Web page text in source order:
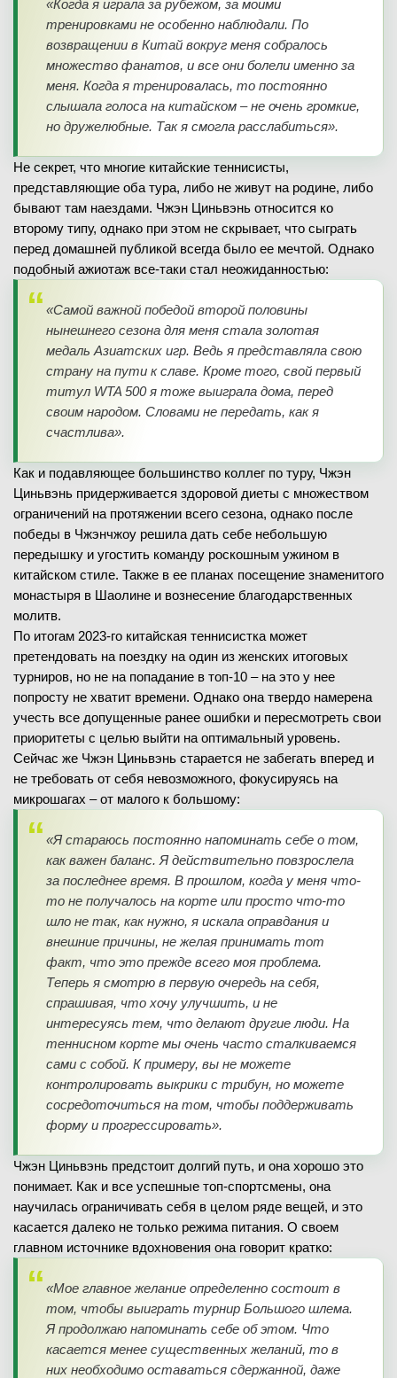
«Когда я играла за рубежом, за моими
тренировками не особенно наблюдали. По
возвращении в Китай вокруг меня собралось
множество фанатов, и все они болели именно за
меня. Когда я тренировалась, то постоянно
слышала голоса на китайском – не очень громкие,
но дружелюбные. Так я смогла расслабиться».
Не секрет, что многие китайские теннисисты,
представляющие оба тура, либо не живут на родине, либо
бывают там наездами. Чжэн Циньвэнь относится ко
второму типу, однако при этом не скрывает, что сыграть
перед домашней публикой всегда было ее мечтой. Однако
подобный ажиотаж все-таки стал неожиданностью:
«Самой важной победой второй половины
нынешнего сезона для меня стала золотая
медаль Азиатских игр. Ведь я представляла свою
страну на пути к славе. Кроме того, свой первый
титул WTA 500 я тоже выиграла дома, перед
своим народом. Словами не передать, как я
счастлива».
Как и подавляющее большинство коллег по туру, Чжэн
Циньвэнь придерживается здоровой диеты с множеством
ограничений на протяжении всего сезона, однако после
победы в Чжэнчжоу решила дать себе небольшую
передышку и угостить команду роскошным ужином в
китайском стиле. Также в ее планах посещение знаменитого
монастыря в Шаолине и вознесение благодарственных
молитв.
По итогам 2023-го китайская теннисистка может
претендовать на поездку на один из женских итоговых
турниров, но не на попадание в топ-10 – на это у нее
попросту не хватит времени. Однако она твердо намерена
учесть все допущенные ранее ошибки и пересмотреть свои
приоритеты с целью выйти на оптимальный уровень.
Сейчас же Чжэн Циньвэнь старается не забегать вперед и
не требовать от себя невозможного, фокусируясь на
микрошагах – от малого к большому:
«Я стараюсь постоянно напоминать себе о том,
как важен баланс. Я действительно повзрослела
за последнее время. В прошлом, когда у меня что-
то не получалось на корте или просто что-то
шло не так, как нужно, я искала оправдания и
внешние причины, не желая принимать тот
факт, что это прежде всего моя проблема.
Теперь я смотрю в первую очередь на себя,
спрашивая, что хочу улучшить, и не
интересуясь тем, что делают другие люди. На
теннисном корте мы очень часто сталкиваемся
сами с собой. К примеру, вы не можете
контролировать выкрики с трибун, но можете
сосредоточиться на том, чтобы поддерживать
форму и прогрессировать».
Чжэн Циньвэнь предстоит долгий путь, и она хорошо это
понимает. Как и все успешные топ-спортсмены, она
научилась ограничивать себя в целом ряде вещей, и это
касается далеко не только режима питания. О своем
главном источнике вдохновения она говорит кратко:
«Мое главное желание определенно состоит в
том, чтобы выиграть турнир Большого шлема.
Я продолжаю напоминать себе об этом. Что
касается менее существенных желаний, то в
них необходимо оставаться сдержанной, даже